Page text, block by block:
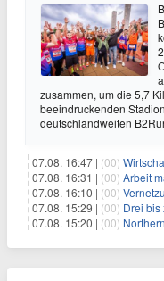
zusammen, um die 5,7
beeindruckenden
deutschlandweiten
07.08. 16:47 | (00)
07.08. 16:31 | (00) Arbeit
07.08. 16:10 | (00)
07.08. 15:29 | (00) Drei bis
07.08. 15:20 | (00) Northern